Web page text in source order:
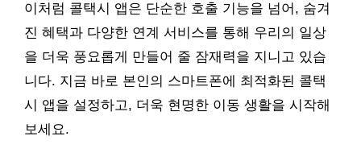
이처럼 콜택시 앱은 단순한 호출 기능을 넘어, 숨겨
진 혜택과 다양한 연계 서비스를 통해 우리의 일상
을 더욱 풍요롭게 만들어 줄 잠재력을 지니고 있습
니다. 지금 바로 본인의 스마트폰에 최적화된 콜택
시 앱을 설정하고, 더욱 현명한 이동 생활을 시작해
보세요.